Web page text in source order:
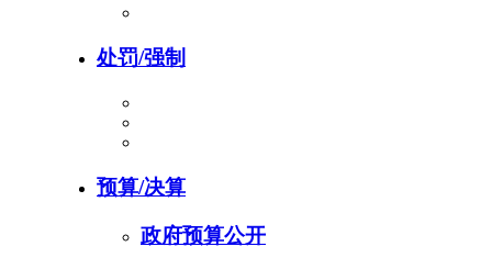
处罚/强制
预算/决算
政府预算公开